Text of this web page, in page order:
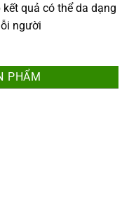
quả có thể da dạng
người
PHẨM